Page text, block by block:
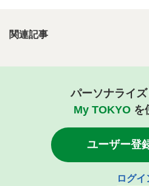
関連記事
パーソナライ
My TOKYOを
ユーザー登
ログイ